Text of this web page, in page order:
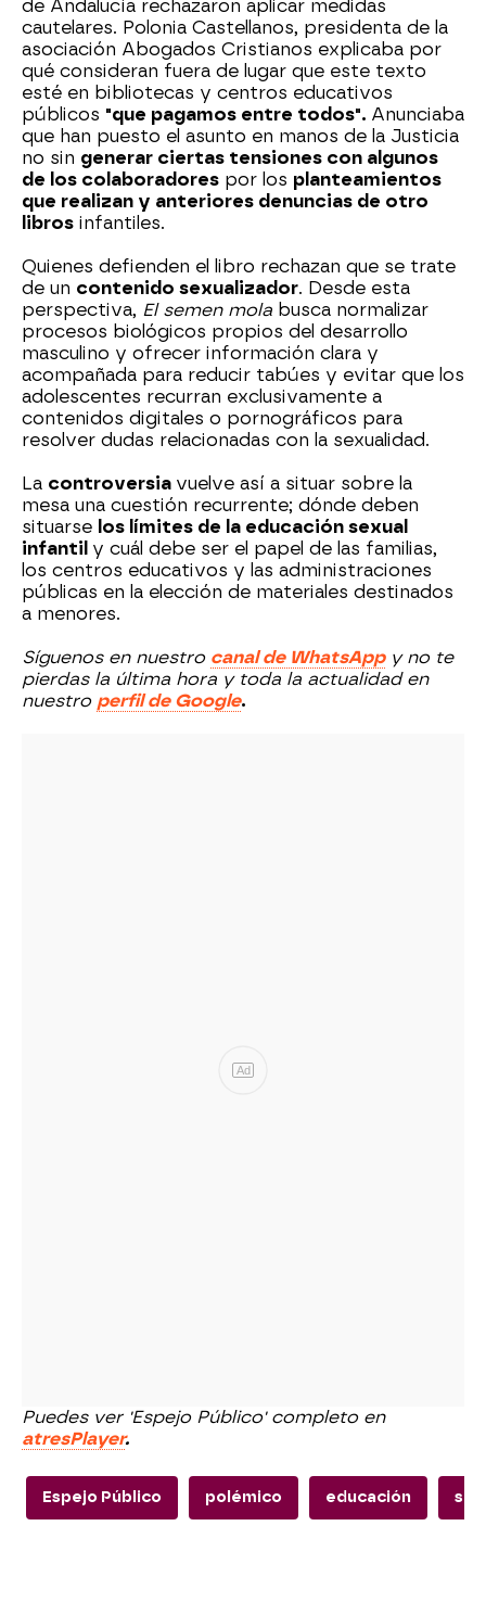
de Andalucía rechazaron aplicar medidas
cautelares. Polonia Castellanos, presidenta de la
asociación Abogados Cristianos explicaba por
qué consideran fuera de lugar que este texto
esté en bibliotecas y centros educativos
públicos "que pagamos entre todos". Anunciaba
que han puesto el asunto en manos de la Justicia
no sin generar ciertas tensiones con algunos
de los colaboradores por los planteamientos
que realizan y anteriores denuncias de otro
libros infantiles.
Quienes defienden el libro rechazan que se trate
de un contenido sexualizador. Desde esta
perspectiva, El semen mola busca normalizar
procesos biológicos propios del desarrollo
masculino y ofrecer información clara y
acompañada para reducir tabúes y evitar que los
adolescentes recurran exclusivamente a
contenidos digitales o pornográficos para
resolver dudas relacionadas con la sexualidad.
La controversia vuelve así a situar sobre la
mesa una cuestión recurrente; dónde deben
situarse los límites de la educación sexual
infantil y cuál debe ser el papel de las familias,
los centros educativos y las administraciones
públicas en la elección de materiales destinados
a menores.
Síguenos en nuestro canal de WhatsAppy no te
pierdas la última hora y toda la actualidad en
nuestro perfil de Google.
Ad
Puedes ver 'Espejo Público' completo en
atresPlayer.
Espejo Público polémico educación